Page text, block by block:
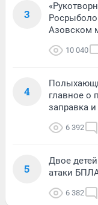
3
Азовском
10 040
4
главное о
заправка
6 392
5
Двое
атаки
6 382